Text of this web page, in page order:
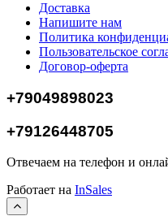
Доставка
Напишите нам
Политика
Пользовательское
Договор-оферта
+79049898023
+79126448705
Отвечаем на телефон и
Работает на InSales